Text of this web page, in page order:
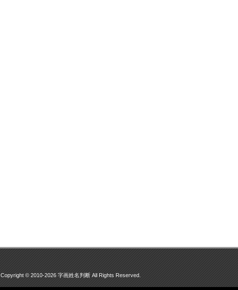
Copyright © 2010-2026 字画姓名判断 All Rights Reserved.